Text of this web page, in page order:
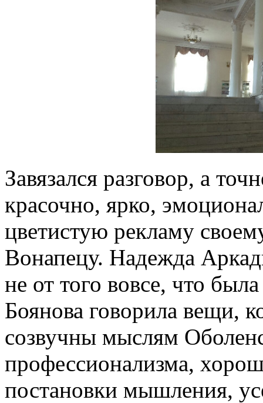
Завязался разговор, а
красочно, ярко,
цветистую рекламу
Вонапецу. Надежда
не от того вовсе, что
Боянова говорила вещи,
созвучны мыслям
профессионализма,
постановки мышления,